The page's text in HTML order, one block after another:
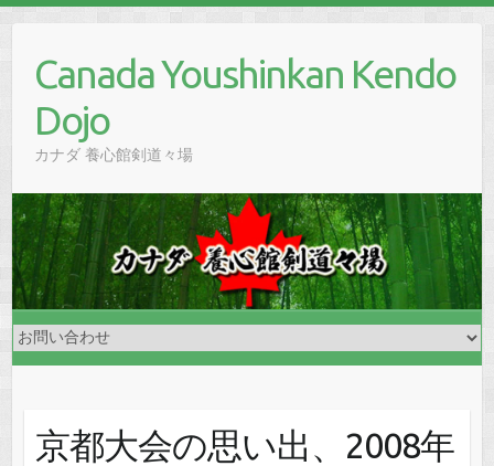
contentCanada Youshinkan Kendo
Dojo
カナダ 養心館剣道々場
京都大会の思い出、2008年